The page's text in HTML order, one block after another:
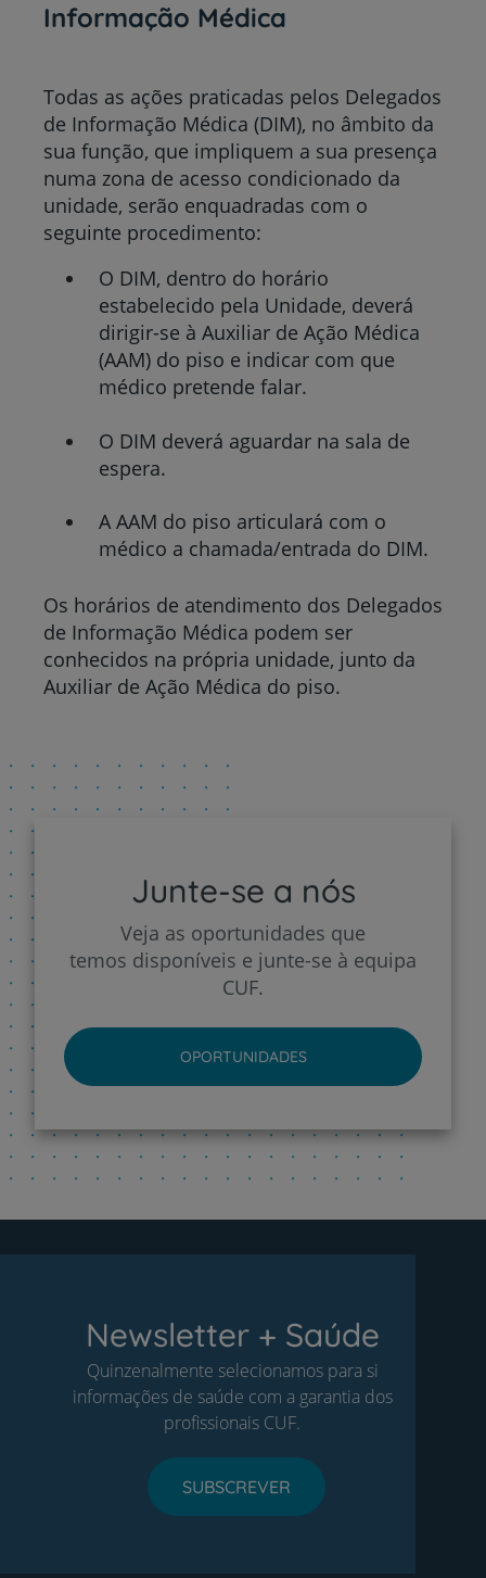
Informação Médica
Todas as ações praticadas pelos Delegados
de Informação Médica (DIM), no âmbito da
sua função, que impliquem a sua presença
numa zona de acesso condicionado da
unidade, serão enquadradas com o
seguinte procedimento:
O DIM, dentro do horário
estabelecido pela Unidade, deverá
dirigir-se à Auxiliar de Ação Médica
(AAM) do piso e indicar com que
médico pretende falar.
O DIM deverá aguardar na sala de
espera.
A AAM do piso articulará com o
médico a chamada/entrada do DIM.
Os horários de atendimento dos Delegados
de Informação Médica podem ser
conhecidos na própria unidade, junto da
Auxiliar de Ação Médica do piso.
Junte-se a nós
Veja as oportunidades que
temos disponíveis e junte-se à equipa
CUF.
OPORTUNIDADES
Newsletter + Saúde
Quinzenalmente selecionamos para si
informações de saúde com a garantia dos
profissionais CUF.
SUBSCREVER